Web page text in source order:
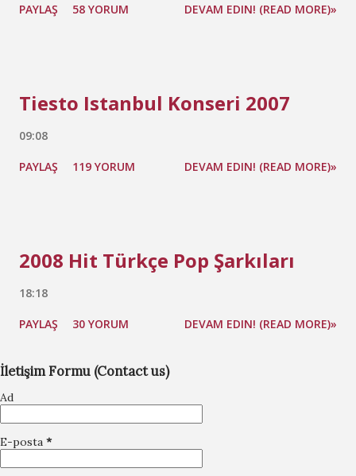
PAYLAŞ 58 YORUM DEVAM EDIN! (READ MORE)»
Tiesto Istanbul Konseri 2007
09:08
PAYLAŞ 119 YORUM DEVAM EDIN! (READ MORE)»
2008 Hit Türkçe Pop Şarkıları
18:18
PAYLAŞ 30 YORUM DEVAM EDIN! (READ MORE)»
İletişim Formu (Contact us)
Ad
E-posta *